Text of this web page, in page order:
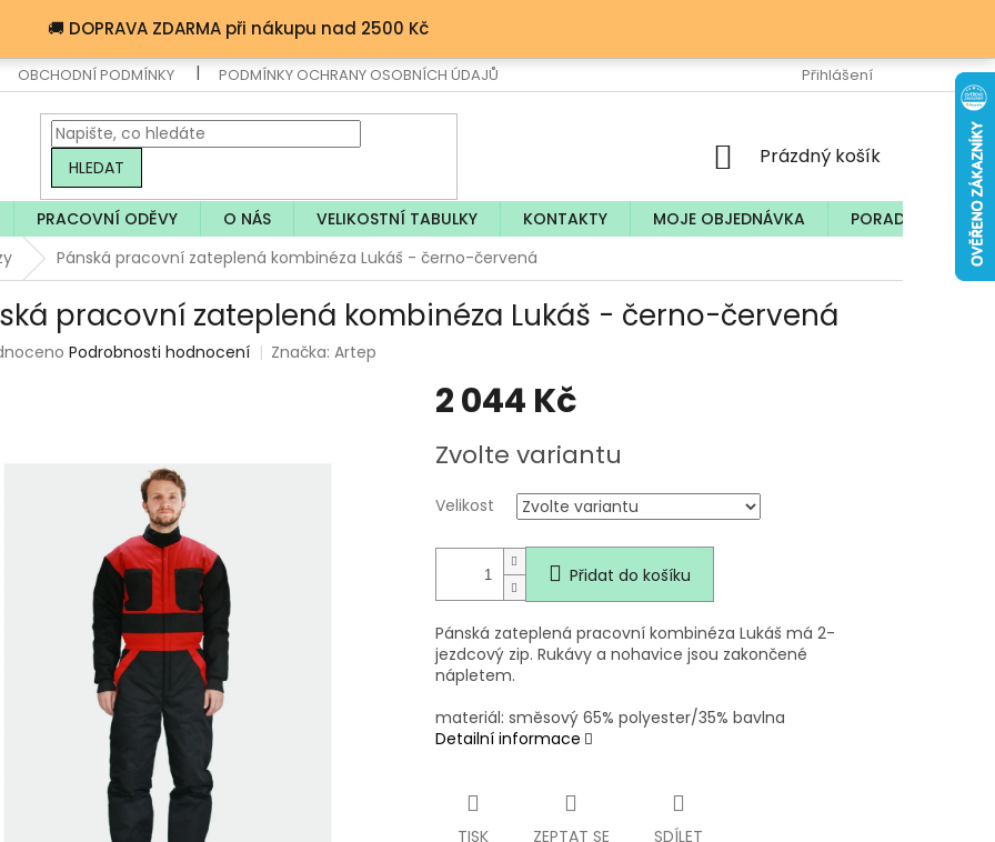
🚚 DOPRAVA ZDARMA při nákupu nad 2500 Kč
OBCHODNÍ PODMÍNKY PODMÍNKY OCHRANY OSOBNÍCH ÚDAJŮ Přihlášení
HLEDAT
NÁKUPNÍ
Prázdný košík
PRACOVNÍ ODĚVY O NÁS VELIKOSTNÍ TABULKY KONTAKTY MOJE OBJEDNÁVKA
PORADNA
Pánská pracovní zateplená kombinéza Lukáš - černo-červená
pracovní zateplená kombinéza Lukáš - černo-červená
Podrobnosti hodnocení Značka:Artep
2 044 Kč
cena:
Zvolte variantu
Velikost
Přidat do košíku
Pánská zateplená pracovní kombinéza Lukáš má 2-
jezdcový zip. Rukávy a nohavice jsou zakončené
nápletem.
materiál: směsový 65% polyester/35% bavlna
Detailní informace
TISK ZEPTAT SE SDÍLET